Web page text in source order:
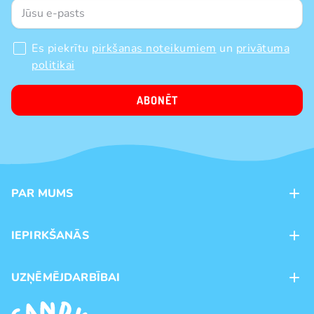
Es piekrītu pirkšanas noteikumiem un privātuma
politikai
ABONĒT
PAR MUMS
Veikali
Preču zīmoli
IEPIRKŠANĀS
Piegāde
Pirkšanas noteikumi
UZŅĒMĒJDARBĪBAI
Franšīze